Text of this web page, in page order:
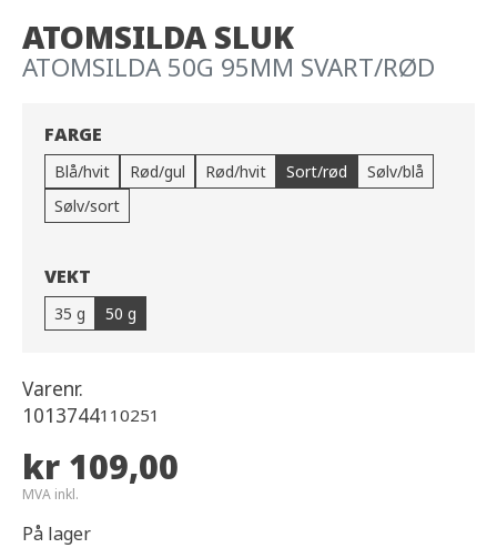
ATOMSILDA SLUK
ATOMSILDA 50G 95MM SVART/RØD
FARGE
Blå/hvit Rød/gul Rød/hvit Sort/rød
Sølv/blå
Sølv/sort
VEKT
35 g 50 g
Varenr.
1013744110251
kr 109,00
MVA inkl.
På lager